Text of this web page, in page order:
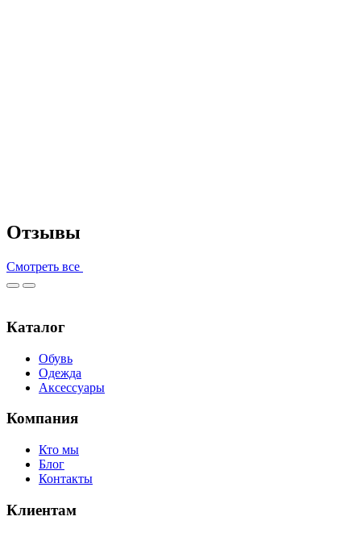
Отзывы
Смотреть все
Каталог
Обувь
Одежда
Аксессуары
Компания
Кто мы
Блог
Контакты
Клиентам